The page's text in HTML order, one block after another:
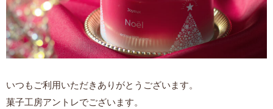
いつもご利用いただきありがとうございます。
菓子工房アントレでございます。